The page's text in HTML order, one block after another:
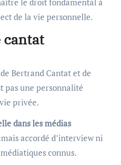
de la vie personnelle.
cantat
Bertrand Cantat et de
pas une personnalité
privée.
dans les médias
accordé d’interview ni
connus.